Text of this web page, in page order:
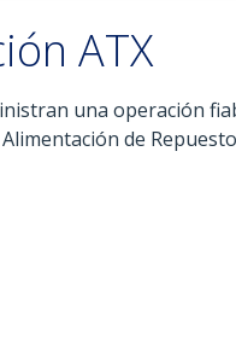
ATX
una operación
de